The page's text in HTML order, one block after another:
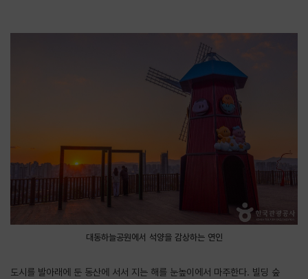
대동하늘공원에서 석양을 감상하는 연인
도시를 발아래에 둔 동산에 서서 지는 해를 눈높이에서 마주한다. 빌딩 숲